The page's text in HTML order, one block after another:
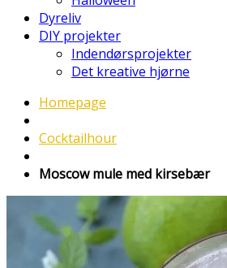
Dyreliv
DIY projekter
Indendørsprojekter
Det kreative hjørne
Homepage
Cocktailhour
Moscow mule med kirsebær